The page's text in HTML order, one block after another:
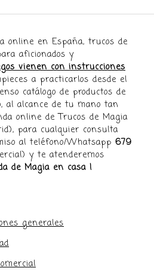
online en España, trucos de
aficionados y
vienen con instrucciones
a practicarlos desde el
catálogo de productos de
al alcance de tu mano tan
online de Trucos de Magia
para cualquier consulta
al teléfono/Whatsapp 679
y te atenderemos
de Magia en casa !
generales